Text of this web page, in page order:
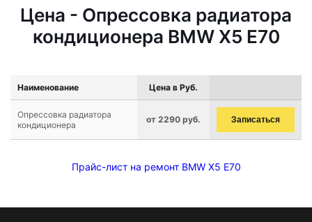
Цена - Опрессовка радиатора
кондиционера BMW X5 E70
Наименование Цена в Руб.
Опрессовка радиатора
кондиционера
от 2290 руб. Записаться
Прайс-лист на ремонт BMW X5 E70